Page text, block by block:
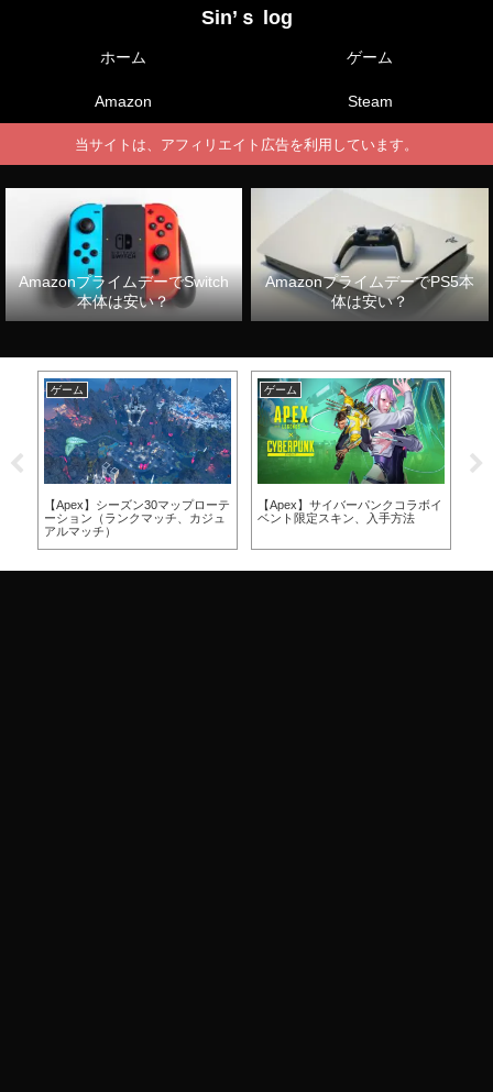
Sin’ｓ log
ホーム ゲーム
Amazon Steam
当サイトは、アフィリエイト広告を利用しています。
AmazonプライムデーでSwitch
本体は安い？
AmazonプライムデーでPS5本
体は安い？
ゲーム
【Apex】シーズン30マップローテ
ーション（ランクマッチ、カジュ
アルマッチ）
ゲーム
【Apex】サイバーパンクコラボイ
ベント限定スキン、入手方法